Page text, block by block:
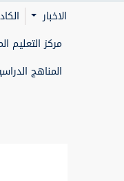
الاخبار
مركز التعليم
المناهج